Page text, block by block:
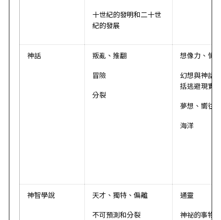
十世紀的發明和二十世
紀的發展
神話
叛亂、推翻
冒險
分裂
想像力、情緒
幻想與神話
括逃避現實
夢想、嚮往
海洋
神智學說
天才、獨特、偏離
不可預測和分裂
通靈
神祕的事物